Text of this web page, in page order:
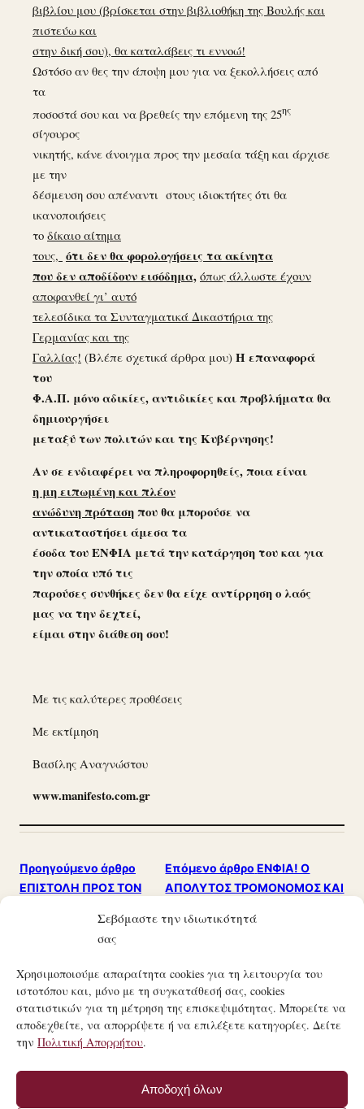
Σεβόμαστε την ιδιωτικότητά
σας
Χρησιμοποιούμε απαραίτητα cookies για τη λειτουργία του
ιστοτόπου και, μόνο με τη συγκατάθεσή σας, cookies
στατιστικών για τη μέτρηση της επισκεψιμότητας. Μπορείτε να
αποδεχθείτε, να απορρίψετε ή να επιλέξετε κατηγορίες. Δείτε
την Πολιτική Απορρήτου.
Αποδοχή όλων
βιβλίου μου (βρίσκεται στην βιβλιοθήκη της Βουλής και
πιστεύω και
στην δική σου), θα καταλάβεις τι εννοώ!
Ωστόσο αν θες την άποψη μου για να ξεκολλήσεις από
τα
ποσοστά σου και να βρεθείς την επόμενη της 25ης
σίγουρος
νικητής, κάνε άνοιγμα προς την μεσαία τάξη και άρχισε
με την
δέσμευση σου απέναντι στους ιδιοκτήτες ότι θα
ικανοποιήσεις
το δίκαιο αίτημα
τους, ότι δεν θα φορολογήσεις τα ακίνητα
που δεν αποδίδουν εισόδημα, όπως άλλωστε έχουν
αποφανθεί γι’ αυτό
τελεσίδικα τα Συνταγματικά Δικαστήρια της
Γερμανίας και της
Γαλλίας! (Βλέπε σχετικά άρθρα μου) Η επαναφορά
του
Φ.Α.Π. μόνο αδικίες, αντιδικίες και προβλήματα θα
δημιουργήσει
μεταξύ των πολιτών και της Κυβέρνησης!
Αν σε ενδιαφέρει να πληροφορηθείς, ποια είναι
η μη ειπωμένη και πλέον
ανώδυνη πρότασηπου θα μπορούσε να
αντικαταστήσει άμεσα τα
έσοδα του ΕΝΦΙΑ μετά την κατάργηση του και για
την οποία υπό τις
παρούσες συνθήκες δεν θα είχε αντίρρηση ο λαός
μας να την δεχτεί,
είμαι στην διάθεση σου!
Με τις καλύτερες προθέσεις
Με εκτίμηση
Βασίλης Αναγνώστου
www.manifesto.com.gr
Προηγούμενο άρθρο
ΕΠΙΣΤΟΛΗ ΠΡΟΣ ΤΟΝ
ΑΛΕΞΗ ΤΣΙΠΡΑ
Επόμενο άρθρο ΕΝΦΙΑ! Ο
ΑΠΟΛΥΤΟΣ ΤΡΟΜΟΝΟΜΟΣ ΚΑΙ
ΚΥΒΕΡΝΗΣΗΣ!!!
21ΟΣ ΑΙΏΝΑΣ